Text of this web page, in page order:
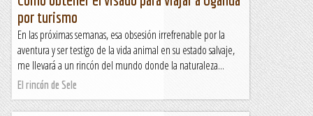
por turismo
En las próximas semanas, esa obsesión irrefrenable por la
aventura y ser testigo de la vida animal en su estado salvaje,
me llevará a un rincón del mundo donde la naturaleza...
El rincón de Sele